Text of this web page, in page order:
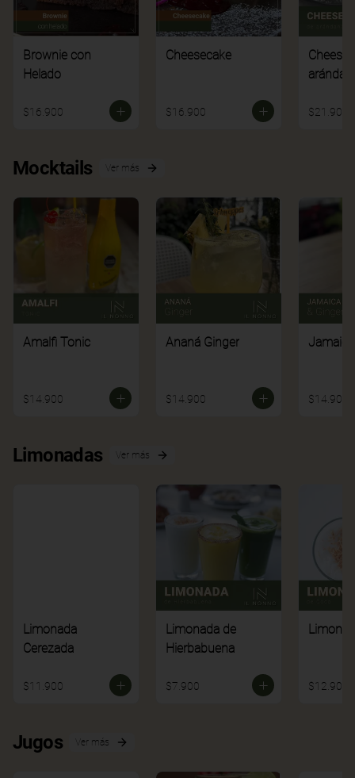
Brownie con
Helado
$16.900
Cheesecake
$16.900 $21.900
Mocktails Ver más
Amalfi Tonic
$14.900
Ananá Ginger
$14.900 $14.900
Limonadas Ver más
Limonada
Cerezada
$11.900
Limonada de
Hierbabuena
$7.900 $12.900
Jugos Ver más